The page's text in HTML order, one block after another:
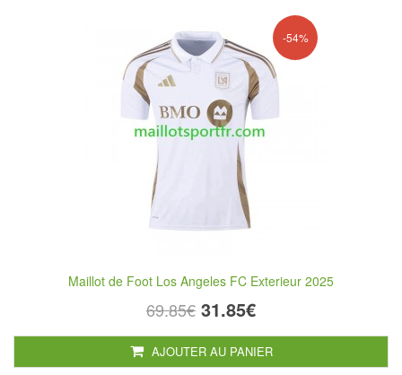
-54%
Maillot de Foot Los Angeles FC Exterieur 2025
69.85€ 31.85€
AJOUTER AU PANIER